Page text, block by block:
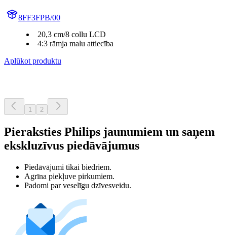
8FF3FPB/00
20,3 cm/8 collu LCD
4:3 rāmja malu attiecība
Aplūkot produktu
1 2
Pieraksties Philips jaunumiem un saņem
ekskluzīvus piedāvājumus
Piedāvājumi tikai biedriem.
Agrīna piekļuve pirkumiem.
Padomi par veselīgu dzīvesveidu.